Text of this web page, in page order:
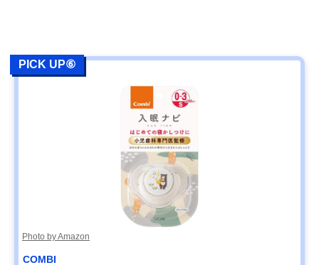
PICK UP⑥
Photo by Amazon
COMBI